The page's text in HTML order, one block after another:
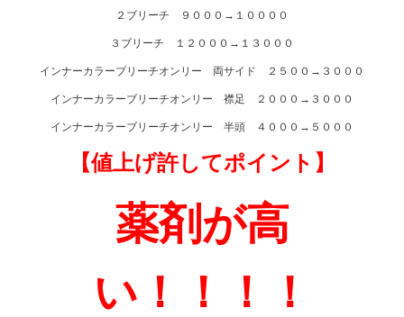
２ブリーチ ９０００→１００００
３ブリーチ １２０００→１３０００
インナーカラーブリーチオンリー 両サイド ２５００→３０００
インナーカラーブリーチオンリー 襟足 ２０００→３０００
インナーカラーブリーチオンリー 半頭 ４０００→５０００
【値上げ許してポイント】
薬剤が高
い！！！！